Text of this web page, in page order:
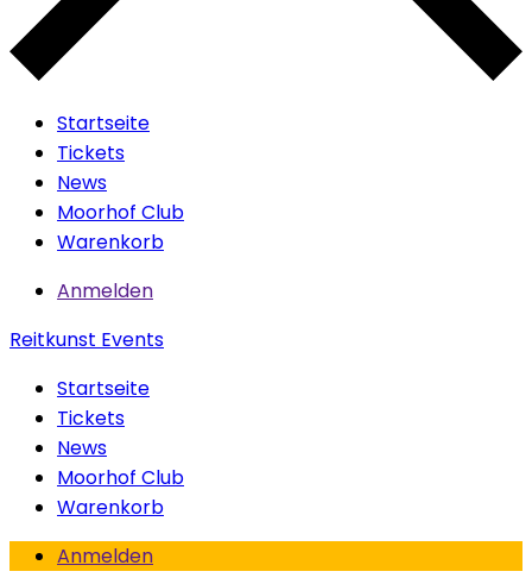
Startseite
Tickets
News
Moorhof Club
Warenkorb
Anmelden
Reitkunst Events
Startseite
Tickets
News
Moorhof Club
Warenkorb
Anmelden